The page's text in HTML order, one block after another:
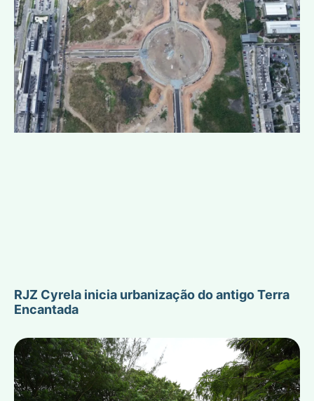
RJZ Cyrela inicia urbanização do antigo Terra
Encantada